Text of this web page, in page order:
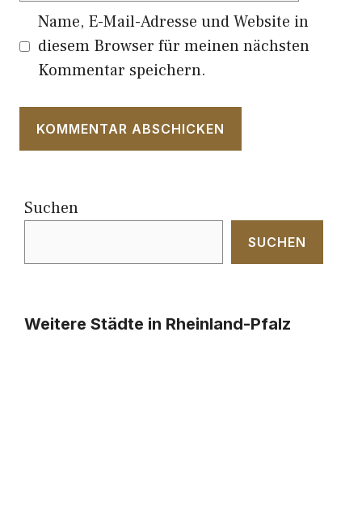
Name, E-Mail-Adresse und Website in
diesem Browser für meinen nächsten
Kommentar speichern.
Suchen
SUCHEN
Weitere Städte in Rheinland-Pfalz